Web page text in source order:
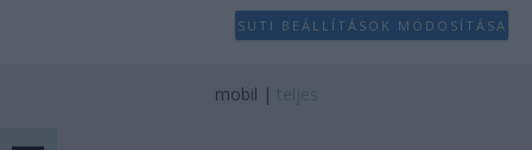
SÜTI BEÁLLÍTÁSOK MÓDOSÍTÁSA
mobil |